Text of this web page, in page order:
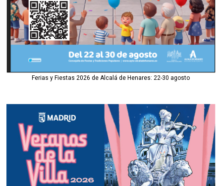
Ferias y Fiestas 2026 de Alcalá de Henares: 22-30 agosto